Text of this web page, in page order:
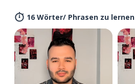
16 Wörter/ Phrasen zu lernen